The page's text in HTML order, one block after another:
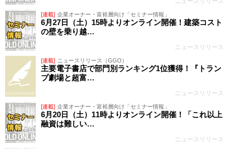
[連載] 企業オーナー・富裕層向け「セミナー情報」
6月27日（土）15時よりオンライン開催！建築コスト
の壁を乗り越…
ニュースリリース
[連載] ニュースリリース（GGO）
主要電子書店で部門別ランキング1位獲得！『トラン
プ劇場と超富…
ニュースリリース
[連載] 企業オーナー・富裕層向け「セミナー情報」
6月20日（土）11時よりオンライン開催！「これ以上
融資は難しい…
ニュースリリース